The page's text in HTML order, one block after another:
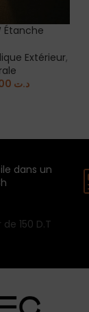
Étanche
Extérieur,
د.ت
dans un
150 D.T